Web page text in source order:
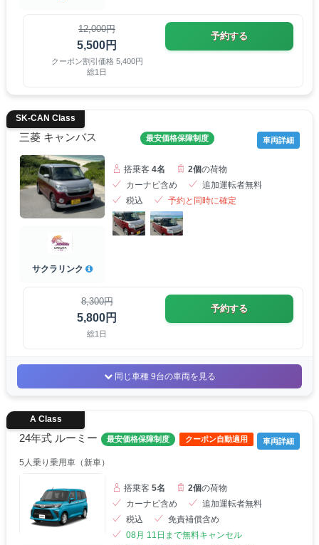
12,000円
5,500円
クーポン割引価格 5,400円
総1日
予約する
三菱 キャンバス 最安価格保障制度 車両詳細
SK-CAN Class
サクラリンク
搭乗客4名 2個の荷物
カーナビ含め
追加運転者無料
税込
予約と同時に確定
8,300円
5,800円
総1日
予約する
同じ車種 9台の車両を見る
24年式 ルーミー 最安価格保障制度 クーポン自動適用 車両詳細
A Class
5人乗り乗用車（新車）
搭乗客5名 2個の荷物
カーナビ含め
追加運転者無料
税込
免責補償含め
08月 11日まで無料キャンセル